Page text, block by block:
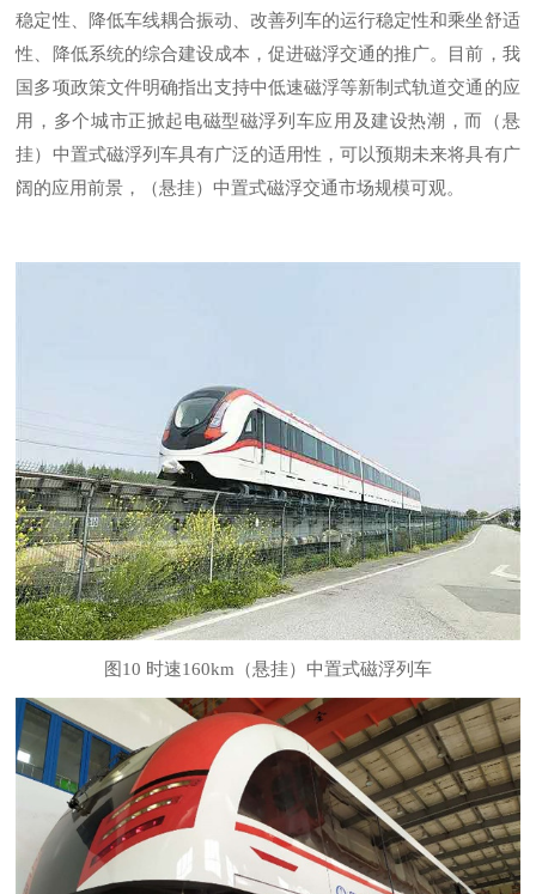
稳定性、降低车线耦合振动、改善列车的运行稳定性和乘坐舒适
性、降低系统的综合建设成本，促进磁浮交通的推广。目前，我
国多项政策文件明确指出支持中低速磁浮等新制式轨道交通的应
用，多个城市正掀起电磁型磁浮列车应用及建设热潮，而（悬
挂）中置式磁浮列车具有广泛的适用性，可以预期未来将具有广
阔的应用前景，（悬挂）中置式磁浮交通市场规模可观。
图10 时速160km（悬挂）中置式磁浮列车